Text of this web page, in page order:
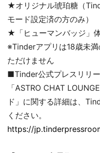
★オリジナル琥珀糖（
モード設定済の方のみ）
★「ヒューマンバッジ」
※Tinderアプリは18歳未
ただけません
■Tinder公式プレスリリ
「ASTRO CHAT
ド」に関する詳細は、
ください。
https://